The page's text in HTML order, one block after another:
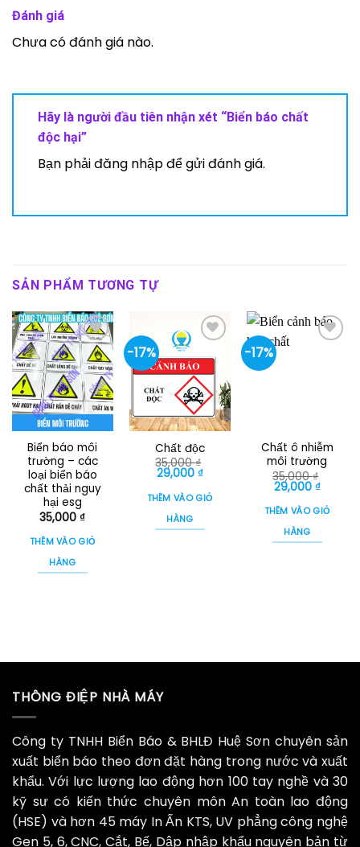
Đánh giá
Chưa có đánh giá nào.
Hãy là người đầu tiên nhận xét “Biển báo chất
độc hại”
Bạn phảiđăng nhậpđể gửi đánh giá.
SẢN PHẨM TƯƠNG TỰ
Biển báo môi
trường – các
loại biển báo
chất thải nguy
hại esg
35,000₫
THÊM VÀO GIỎ
HÀNG
-17%
Chất độc
35,000₫
Giá
gốc
là:
35,000 ₫.
29,000 ₫Giá
tại
là:
THÊM VÀO GIỎ
HÀNG
-17%
Chất ô nhiễm
môi trường
35,000₫
Giá
gốc
là:
35,000 ₫.
29,000 ₫Giá
tại
là:
THÊM VÀO GIỎ
HÀNG
THÔNG ĐIỆP NHÀ MÁY
Công ty TNHH Biển Báo & BHLĐ Huệ Sơn chuyên sản
xuất biển báo theo đơn đặt hàng trong nước và xuất
khẩu. Với lực lượng lao động hơn 100 tay nghề và 30
kỹ sư có kiến thức chuyên môn An toàn lao động
(HSE) và hơn 45 máy In Ấn KTS, UV phẳng công nghệ
Gen 5, 6, CNC, Cắt, Bế, Dập nhập khẩu nguyên bản từ